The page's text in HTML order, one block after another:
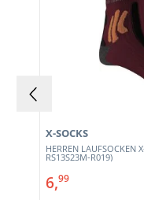
HERREN LAUFSOCKEN
RS13S23M-R019)
X-SOCKS
6,99